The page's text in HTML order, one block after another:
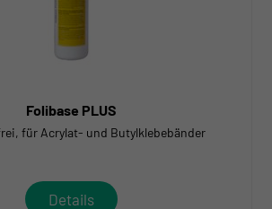
Folibase PLUS
für Acrylat- und Butylklebebänder
Details